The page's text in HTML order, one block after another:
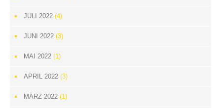
JULI 2022 (4)
JUNI 2022 (3)
MAI 2022 (1)
APRIL 2022 (3)
MÄRZ 2022 (1)